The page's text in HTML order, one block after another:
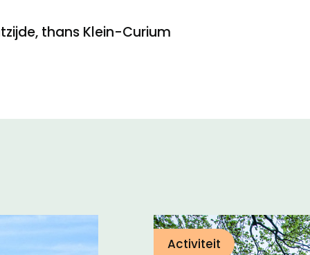
thans Klein-Curium
Activiteit